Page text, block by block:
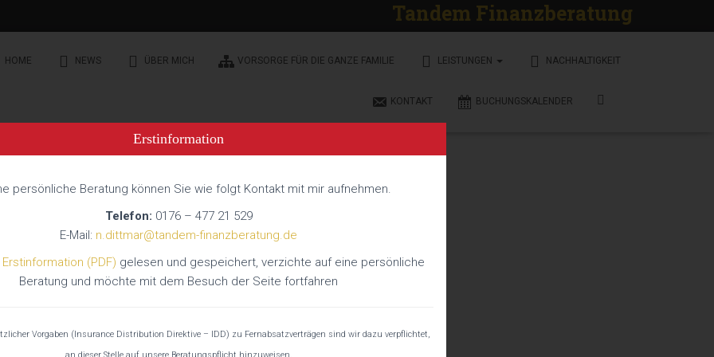
Tandem Finanzberatung
HOME NEWS ÜBER MICH VORSORGE FÜR DIE GANZE FAMILIE LEISTUNGEN NACHHALTIGKEIT
KONTAKT BUCHUNGSKALENDER
müssen Sie haben
private Krankenversicherung
als Fahrzeughalter
Erstinformation
persönliche Beratung können Sie wie folgt Kontakt mit mir aufnehmen.
Telefon: 0176 – 477 21 529
E-Mail: n.dittmar@tandem-finanzberatung.de
Erstinformation (PDF) gelesen und gespeichert, verzichte auf eine persönliche
Beratung und möchte mit dem Besuch der Seite fortfahren
Vorgaben (Insurance Distribution Direktive – IDD) zu Fernabsatzverträgen sind wir dazu verpflichtet,